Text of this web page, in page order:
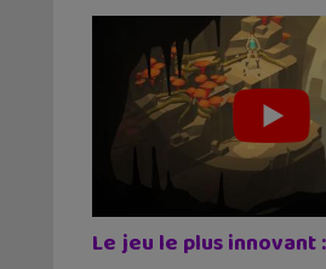
Le jeu le plus innovant